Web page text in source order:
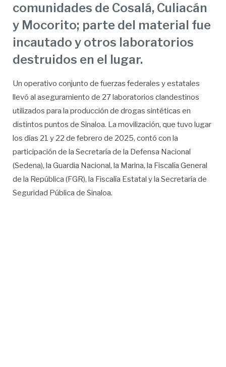
comunidades de Cosalá, Culiacán
y Mocorito; parte del material fue
incautado y otros laboratorios
destruidos en el lugar.
Un operativo conjunto de fuerzas federales y estatales
llevó al aseguramiento de 27 laboratorios clandestinos
utilizados para la producción de drogas sintéticas en
distintos puntos de Sinaloa. La movilización, que tuvo lugar
los días 21 y 22 de febrero de 2025, contó con la
participación de la Secretaría de la Defensa Nacional
(Sedena), la Guardia Nacional, la Marina, la Fiscalía General
de la República (FGR), la Fiscalía Estatal y la Secretaría de
Seguridad Pública de Sinaloa.